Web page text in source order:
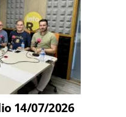
14/07/2026